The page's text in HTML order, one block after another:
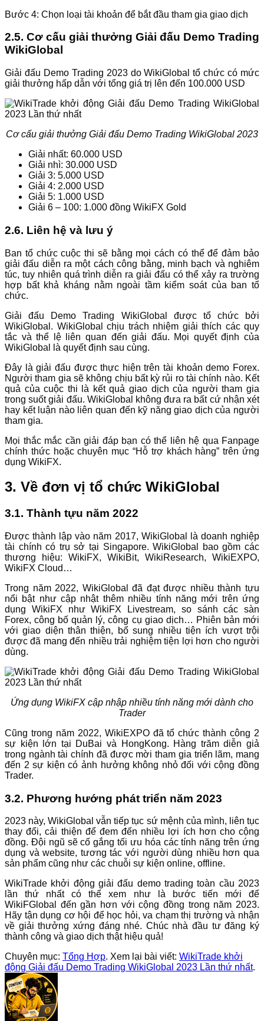
Bước 4: Chọn loại tài khoản để bắt đầu tham gia giao dịch
2.5. Cơ cấu giải thưởng Giải đấu Demo Trading
WikiGlobal
Giải đấu Demo Trading 2023 do WikiGlobal tổ chức có mức
giải thưởng hấp dẫn với tổng giá trị lên đến 100.000 USD
Cơ cấu giải thưởng Giải đấu Demo Trading WikiGlobal 2023
Giải nhất: 60.000 USD
Giải nhì: 30.000 USD
Giải 3: 5.000 USD
Giải 4: 2.000 USD
Giải 5: 1.000 USD
Giải 6 – 100: 1.000 đồng WikiFX Gold
2.6. Liên hệ và lưu ý
Ban tổ chức cuộc thi sẽ bằng mọi cách có thể để đảm bảo
giải đấu diễn ra một cách công bằng, minh bạch và nghiêm
túc, tuy nhiên quá trình diễn ra giải đấu có thể xảy ra trường
hợp bất khả kháng nằm ngoài tầm kiểm soát của ban tổ
chức.
Giải đấu Demo Trading WikiGlobal được tổ chức bởi
WikiGlobal. WikiGlobal chịu trách nhiệm giải thích các quy
tắc và thể lệ liên quan đến giải đấu. Mọi quyết định của
WikiGlobal là quyết định sau cùng.
Đây là giải đấu được thực hiện trên tài khoản demo Forex.
Người tham gia sẽ không chịu bất kỳ rủi ro tài chính nào. Kết
quả của cuộc thi là kết quả giao dịch của người tham gia
trong suốt giải đấu. WikiGlobal không đưa ra bất cứ nhận xét
hay kết luận nào liên quan đến kỹ năng giao dịch của người
tham gia.
Mọi thắc mắc cần giải đáp bạn có thể liên hệ qua Fanpage
chính thức hoặc chuyên mục “Hỗ trợ khách hàng” trên ứng
dụng WikiFX.
3. Về đơn vị tổ chức WikiGlobal
3.1. Thành tựu năm 2022
Được thành lập vào năm 2017, WikiGlobal là doanh nghiệp
tài chính có trụ sở tại Singapore. WikiGlobal bao gồm các
thương hiệu: WikiFX, WikiBit, WikiResearch, WikiEXPO,
WikiFX Cloud…
Trong năm 2022, WikiGlobal đã đạt được nhiều thành tựu
nổi bật như cập nhật thêm nhiều tính năng mới trên ứng
dụng WikiFX như WikiFX Livestream, so sánh các sàn
Forex, công bố quản lý, công cụ giao dịch… Phiên bản mới
với giao diện thân thiện, bổ sung nhiều tiện ích vượt trội
được đã mang đến nhiều trải nghiệm tiện lợi hơn cho người
dùng.
Ứng dụng WikiFX cập nhập nhiều tính năng mới dành cho
Trader
Cũng trong năm 2022, WikiEXPO đã tổ chức thành công 2
sự kiện lớn tại DuBai và HongKong. Hàng trăm diễn giả
trong ngành tài chính đã được mời tham gia triển lãm, mang
đến 2 sự kiện có ảnh hưởng không nhỏ đối với cộng đồng
Trader.
3.2. Phương hướng phát triển năm 2023
2023 này, WikiGlobal vẫn tiếp tục sứ mệnh của mình, liên tục
thay đổi, cải thiện để đem đến nhiều lợi ích hơn cho cộng
đồng. Đội ngũ sẽ cố gắng tối ưu hóa các tính năng trên ứng
dụng và website, tương tác với người dùng nhiều hơn qua
sản phẩm cũng như các chuỗi sự kiện online, offline.
WikiTrade khởi động giải đấu demo trading toàn cầu 2023
lần thứ nhất có thể xem như là bước tiến mới để
WikiFGlobal đến gần hơn với cộng đồng trong năm 2023.
Hãy tận dụng cơ hội để học hỏi, va chạm thị trường và nhận
về giải thưởng xứng đáng nhé. Chúc nhà đầu tư đăng ký
thành công và giao dịch thật hiệu quả!
Chuyên mục: Tổng Hợp. Xem lại bài viết: WikiTrade khởi
động Giải đấu Demo Trading WikiGlobal 2023 Lần thứ nhất.